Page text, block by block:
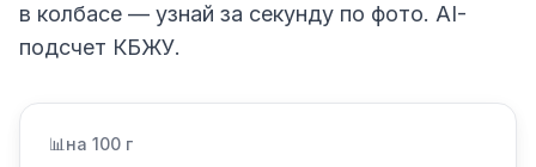
в колбасе — узнай за секунду по фото. AI-
подсчет КБЖУ.
📊 на 100 г